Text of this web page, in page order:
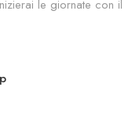
le giornate con il